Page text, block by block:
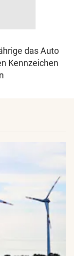
das Auto
Kennzeichen